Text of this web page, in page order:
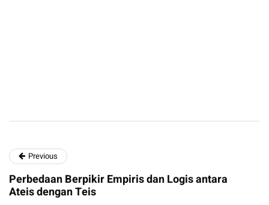
Previous
Perbedaan Berpikir Empiris dan Logis antara
Ateis dengan Teis